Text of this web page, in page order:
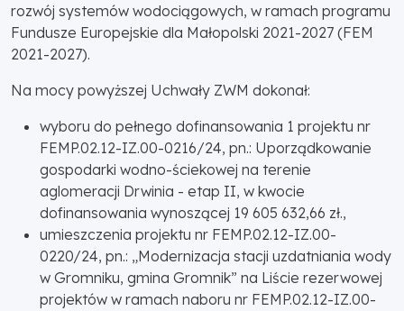
rozwój systemów wodociągowych, w ramach programu
Fundusze Europejskie dla Małopolski 2021-2027 (FEM
2021-2027).
Na mocy powyższej Uchwały ZWM dokonał:
wyboru do pełnego dofinansowania 1 projektu nr
FEMP.02.12-IZ.00-0216/24, pn.: Uporządkowanie
gospodarki wodno-ściekowej na terenie
aglomeracji Drwinia - etap II, w kwocie
dofinansowania wynoszącej 19 605 632,66 zł.,
umieszczenia projektu nr FEMP.02.12-IZ.00-
0220/24, pn.: „Modernizacja stacji uzdatniania wody
w Gromniku, gmina Gromnik” na Liście rezerwowej
projektów w ramach naboru nr FEMP.02.12-IZ.00-